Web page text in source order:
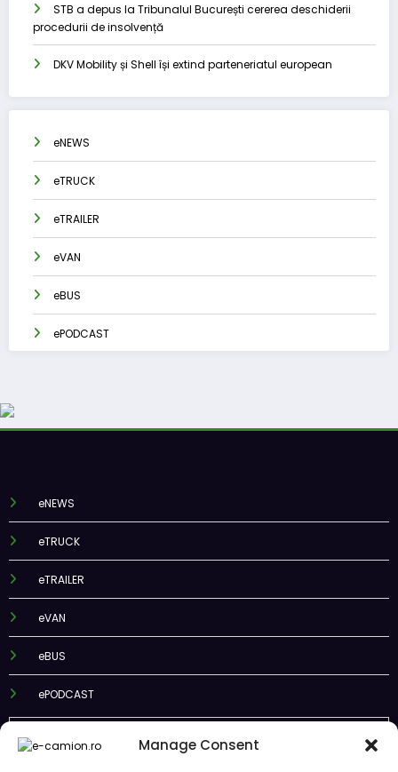
Manage Consent
STB a depus la Tribunalul București cererea deschiderii
procedurii de insolvență
DKV Mobility și Shell își extind parteneriatul european
eNEWS
eTRUCK
eTRAILER
eVAN
eBUS
ePODCAST
eNEWS
eTRUCK
eTRAILER
eVAN
eBUS
ePODCAST